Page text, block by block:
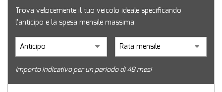
Trova velocemente il tuo veicolo ideale specificando
l'anticipo e la spesa mensile massima
Importo indicativo per un periodo di 48 mesi